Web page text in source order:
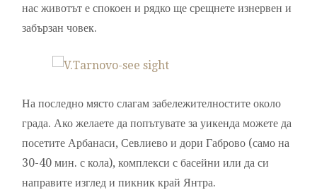
нас животът е спокоен и рядко ще срещнете изнервен и
забързан човек.
На последно място слагам забележителностите около
града. Ако желаете да попътувате за уикенда можете да
посетите Арбанаси, Севлиево и дори Габрово (само на
30-40 мин. с кола), комплекси с басейни или да си
направите изглед и пикник край Янтра.